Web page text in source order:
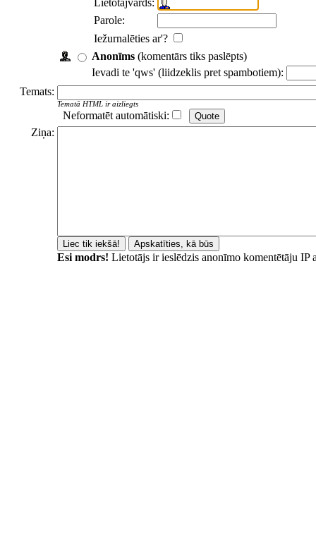
Lietotājvārds:
Parole:
Iežurnalēties ar'?
Anonīms (komentārs tiks paslēpts)
Ievadi te 'qws' (liidzeklis pret spambotiem):
Temats:
Tematā HTML ir aizliegts
Neformatēt automātiski:
Ziņa:
Esi modrs! Lietotājs ir ieslēdzis anonīmo komentētāju IP